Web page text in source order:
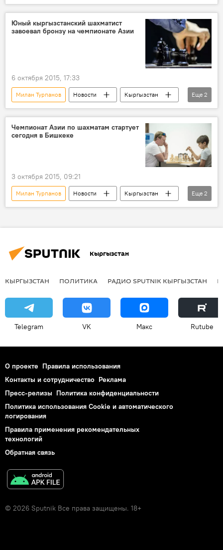
В мире
Монголия шахматы
Юный кыргызстанский шахматист
завоевал бронзу на чемпионате Азии
6 октября 2015, 17:33
Милан Турпанов Новости
Кыргызстан
спорт
шахматы
Еще 2
Чемпионат Азии по шахматам стартует
сегодня в Бишкеке
3 октября 2015, 09:21
Милан Турпанов Новости
Кыргызстан
Общество
шахматы
Еще 2
Кыргызстан
КЫРГЫЗСТАН ПОЛИТИКА РАДИО SPUTNIK КЫРГЫЗСТАН
Telegram VK Макс Rutube
О проекте Правила использования
Контакты и сотрудничество Реклама
Пресс-релизы Политика конфиденциальности
Политика использования Cookie и автоматического
логирования
Правила применения рекомендательных
технологий
Обратная связь
© 2026 Sputnik Все права защищены. 18+